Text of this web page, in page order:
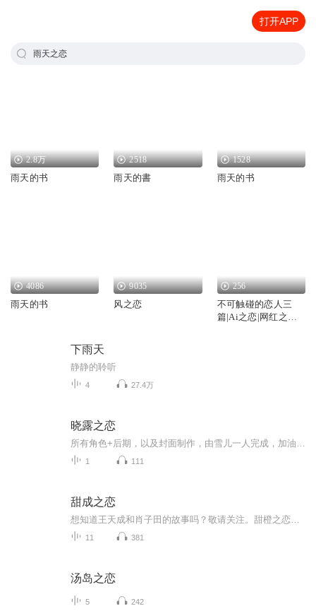
打开APP
雨天之恋
2.8万
雨天的书
2518
雨天的書
1528
雨天的书
4086
雨天的书
9035
风之恋
256
不可触碰的恋人三
篇|Ai之恋|网红之恋|
下雨天
静静的聆听
4 27.4万
晓露之恋
1 111
甜成之恋
11 381
汤岛之恋
5 242